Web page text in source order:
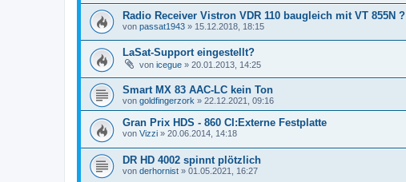
Radio Receiver Vistron VDR 110 baugleich mit VT 855N ?
von passat1943 » 15.12.2018, 18:15
LaSat-Support eingestellt?
von icegue » 20.01.2013, 14:25
Smart MX 83 AAC-LC kein Ton
von goldfingerzork » 22.12.2021, 09:16
Gran Prix HDS - 860 CI:Externe Festplatte
von Vizzi » 20.06.2014, 14:18
DR HD 4002 spinnt plötzlich
von derhornist » 01.05.2021, 16:27